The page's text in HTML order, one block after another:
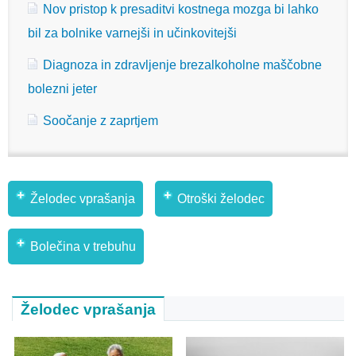
Nov pristop k presaditvi kostnega mozga bi lahko
bil za bolnike varnejši in učinkovitejši
Diagnoza in zdravljenje brezalkoholne maščobne
bolezni jeter
Soočanje z zaprtjem
Želodec vprašanja Otroški želodec
Bolečina v trebuhu
Želodec vprašanja